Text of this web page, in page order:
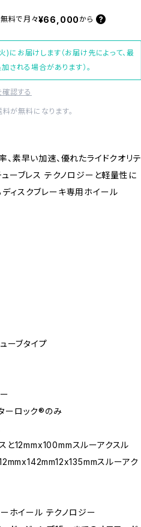
料で 月々¥66,000 から
にお届けします（お届け先によって、最
される場合があります）。
認する
が無料になります。
素早い加速、優れたライドクオリテ
ューブレス テクノロジーと軽量性に
ィスクブレーキ専用ホイール
ーブタイプ
ーロック®のみ
と12mmx100mmスルーアクスル
スルーアク
ホイール テクノロジー